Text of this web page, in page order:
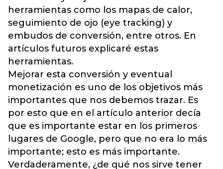
herramientas como los mapas de calor,
seguimiento de ojo (eye tracking) y
embudos de conversión, entre otros. En
artículos futuros explicaré estas
herramientas.
Mejorar esta conversión y eventual
monetización es uno de los objetivos más
importantes que nos debemos trazar. Es
por esto que en el artículo anterior decía
que es importante estar en los primeros
lugares de Google, pero que no era lo más
importante; esto es más importante.
Verdaderamente, ¿de qué nos sirve tener